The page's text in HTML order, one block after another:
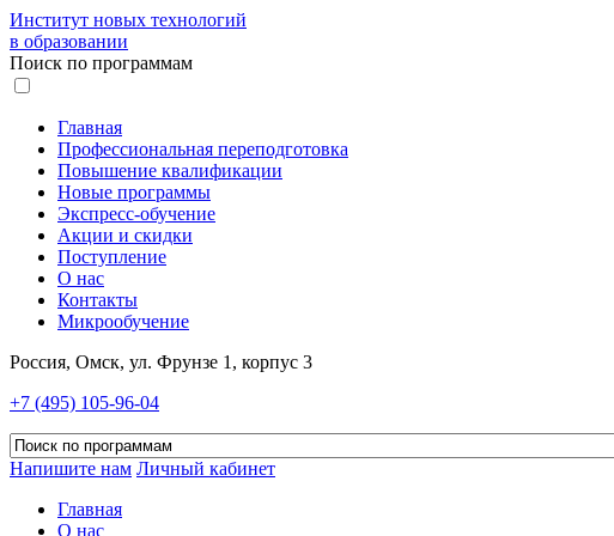
Институт новых технологий
в образовании
Поиск по программам
Главная
Профессиональная переподготовка
Повышение квалификации
Новые программы
Экспресс-обучение
Акции и скидки
Поступление
О нас
Контакты
Микрообучение
Россия, Омск, ул. Фрунзе 1, корпус 3
+7 (495) 105-96-04
Напишите нам Личный кабинет
Главная
О нас